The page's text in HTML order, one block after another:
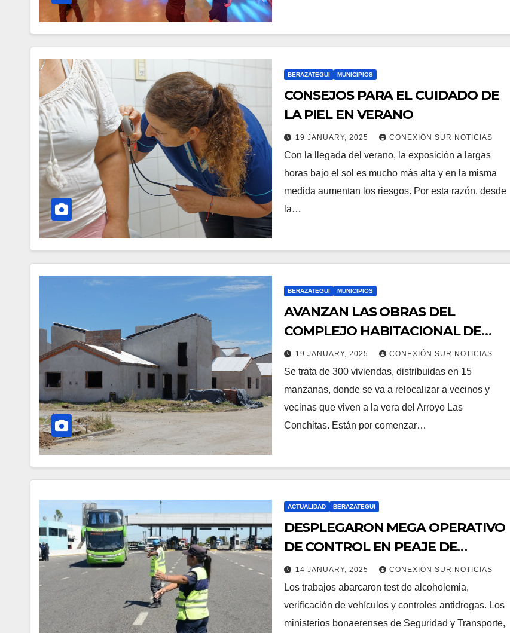
BERAZATEGUI MUNICIPIOS
CONSEJOS PARA EL CUIDADO DE
LA PIEL EN VERANO
19 JANUARY, 2025 CONEXIÓN SUR NOTICIAS
Con la llegada del verano, la exposición a largas
horas bajo el sol es mucho más alta y en la misma
medida aumentan los riesgos. Por esta razón, desde
la…
BERAZATEGUI MUNICIPIOS
AVANZAN LAS OBRAS DEL
COMPLEJO HABITACIONAL DE
KENNEDY NORTE
19 JANUARY, 2025 CONEXIÓN SUR NOTICIAS
Se trata de 300 viviendas, distribuidas en 15
manzanas, donde se va a relocalizar a vecinos y
vecinas que viven a la vera del Arroyo Las
Conchitas. Están por comenzar…
ACTUALIDAD BERAZATEGUI
DESPLEGARON MEGA OPERATIVO
DE CONTROL EN PEAJE DE
HUDSON
14 JANUARY, 2025 CONEXIÓN SUR NOTICIAS
Los trabajos abarcaron test de alcoholemia,
verificación de vehículos y controles antidrogas. Los
ministerios bonaerenses de Seguridad y Transporte,